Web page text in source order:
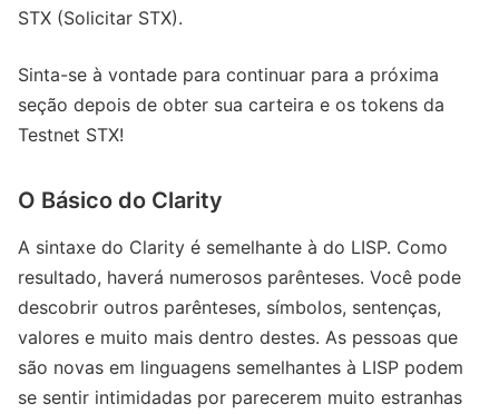
STX (Solicitar STX).
Sinta-se à vontade para continuar para a próxima
seção depois de obter sua carteira e os tokens da
Testnet STX!
O Básico do Clarity
A sintaxe do Clarity é semelhante à do LISP. Como
resultado, haverá numerosos parênteses. Você pode
descobrir outros parênteses, símbolos, sentenças,
valores e muito mais dentro destes. As pessoas que
são novas em linguagens semelhantes à LISP podem
se sentir intimidadas por parecerem muito estranhas